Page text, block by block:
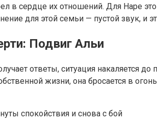
в сердце их отношений. Для Наре
для этой семьи — пустой звук, и
Подвиг Альи
ответы, ситуация накаляется
жизни, она бросается в
спокойствия и снова с бой